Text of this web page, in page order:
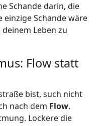
Schande darin, die
einzige Schande wäre
Leben zu
Flow statt
bist, such nicht
nach dem Flow.
Lockere die